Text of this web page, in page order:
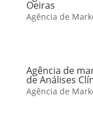
Oeiras
Agência de
Agência de
de Análises
Agência de